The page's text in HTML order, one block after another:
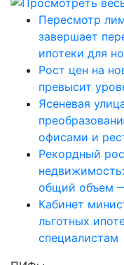
Пересмотр
завершает
ипотеки для
Рост цен на
превысит
Ясеневая
офисами и
Рекордный
общий объем
Кабинет
льготных
специалистам